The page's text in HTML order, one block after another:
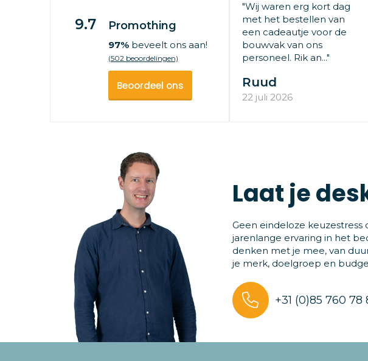
9.7 Promothing
97%beveelt ons aan!
(502 beoordelingen)
Beoordeel ons
"Wij waren erg kort dag
met het bestellen van
een cadeautje voor de
bouwvak van ons
personeel. Rik an..."
Ruud
22 juli 2026
Laat je
Geen eindeloze
jarenlange ervaring in het
denken met je mee, van
je merk, doelgroep en
+31 (0)85 760 78